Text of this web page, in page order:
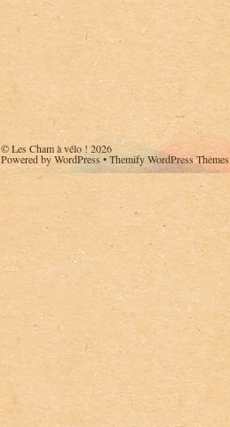
©Les Cham à vélo !2026
Powered byWordPress•Themify WordPress Themes